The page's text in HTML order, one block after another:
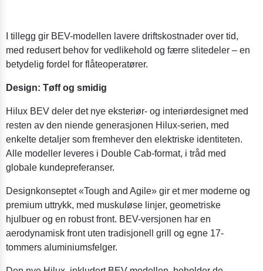
I tillegg gir BEV-modellen lavere driftskostnader over tid,
med redusert behov for vedlikehold og færre slitedeler – en
betydelig fordel for flåteoperatører.
Design: Tøff og smidig
Hilux BEV deler det nye eksteriør- og interiørdesignet med
resten av den niende generasjonen Hilux-serien, med
enkelte detaljer som fremhever den elektriske identiteten.
Alle modeller leveres i Double Cab-format, i tråd med
globale kundepreferanser.
Designkonseptet «Tough and Agile» gir et mer moderne og
premium uttrykk, med muskuløse linjer, geometriske
hjulbuer og en robust front. BEV-versjonen har en
aerodynamisk front uten tradisjonell grill og egne 17-
tommers aluminiumsfelger.